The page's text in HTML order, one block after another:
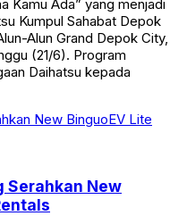
Kamu Ada” yang menjadi
Kumpul Sahabat Depok
Alun Grand Depok City,
(21/6). Program
Daihatsu kepada
Serahkan New